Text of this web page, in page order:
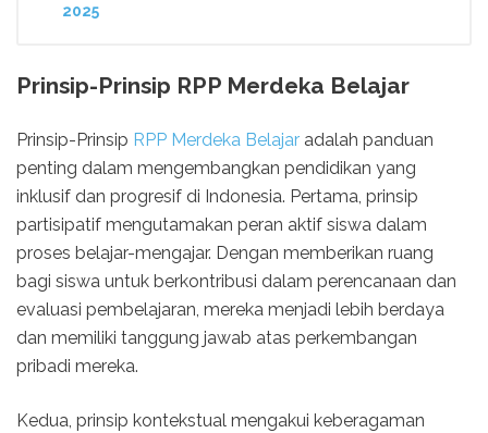
2025
Prinsip-Prinsip RPP Merdeka Belajar
Prinsip-Prinsip RPP Merdeka Belajar adalah panduan
penting dalam mengembangkan pendidikan yang
inklusif dan progresif di Indonesia. Pertama, prinsip
partisipatif mengutamakan peran aktif siswa dalam
proses belajar-mengajar. Dengan memberikan ruang
bagi siswa untuk berkontribusi dalam perencanaan dan
evaluasi pembelajaran, mereka menjadi lebih berdaya
dan memiliki tanggung jawab atas perkembangan
pribadi mereka.
Kedua, prinsip kontekstual mengakui keberagaman